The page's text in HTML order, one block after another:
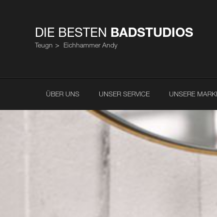
DIE BESTEN BADSTUDIOS
Teugn Eichhammer Andy
ÜBER UNS UNSER SERVICE UNSERE